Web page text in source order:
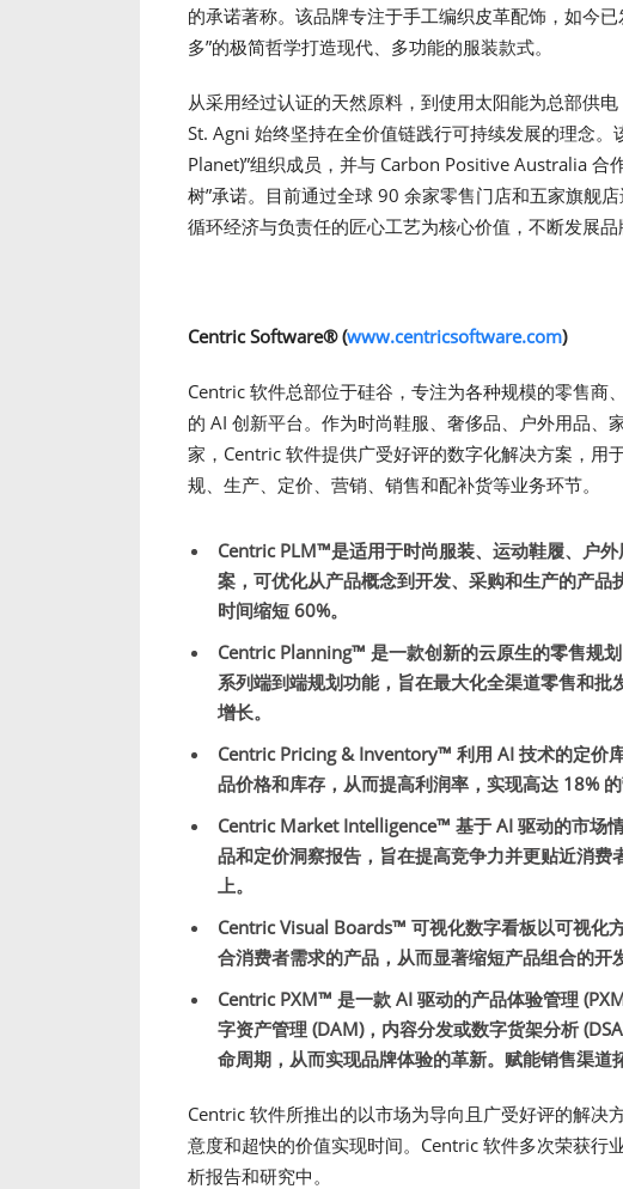
的承诺著称。该品牌专注于手工编织皮革配饰，如今
多”的极简哲学打造现代、多功能的服装款式。
从采用经过认证的天然原料，到使用太阳能为总部供
St. Agni 始终坚持在全价值链践行可持续发展的理念。
Planet)”组织成员，并与 Carbon Positive Australia 合
树”承诺。目前通过全球 90 余家零售门店和五家旗舰
循环经济与负责任的匠心工艺为核心价值，不断发展品
Centric Software®(www.centricsoftware.com)
Centric 软件总部位于硅谷，专注为各种规模的零售商
的 AI 创新平台。作为时尚鞋服、奢侈品、户外用品、
家，Centric 软件提供广受好评的数字化解决方案，用
规、生产、定价、营销、销售和配补货等业务环节。
Centric PLM™是适用于时尚服装、运动鞋履、户
案，可优化从产品概念到开发、采购和生产的产
时间缩短 60%。
Centric Planning™ 是一款创新的云原生的零售规
系列端到端规划功能，旨在最大化全渠道零售和
增长。
Centric Pricing & Inventory™ 利用 AI 技术的定价
品价格和库存，从而提高利润率，实现高达 18% 的
Centric Market Intelligence™ 基于 AI 驱动的市场
品和定价洞察报告，旨在提高竞争力并更贴近消
上。
Centric Visual Boards™ 可视化数字看板以可视化
合消费者需求的产品，从而显著缩短产品组合的开
Centric PXM™ 是一款 AI 驱动的产品体验管理
字资产管理 (DAM)，内容分发或数字货架分析
命周期，从而实现品牌体验的革新。赋能销售渠道
Centric 软件所推出的以市场为导向且广受好评的解决
意度和超快的价值实现时间。Centric 软件多次荣获行
析报告和研究中。